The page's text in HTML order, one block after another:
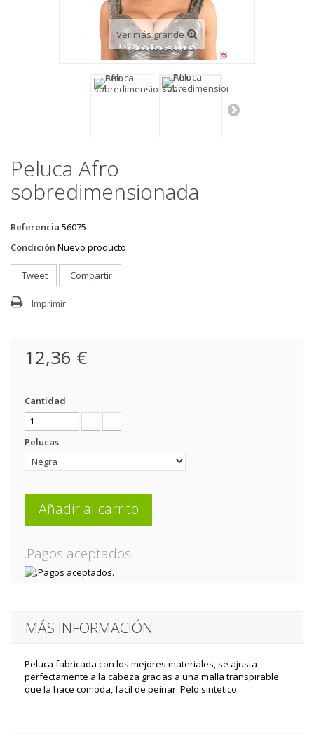
Ver más grande
Peluca Afro
sobredimensionada
Referencia 56075
Condición Nuevo producto
Tweet Compartir
Imprimir
12,36 €
Cantidad
Pelucas
Añadir al carrito
.Pagos aceptados.
MÁS INFORMACIÓN
Peluca fabricada con los mejores materiales, se ajusta
perfectamente a la cabeza gracias a una malla transpirable
que la hace comoda, facil de peinar. Pelo sintetico.